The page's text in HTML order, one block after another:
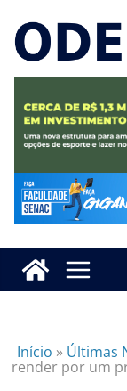
Início » Últimas
render por um